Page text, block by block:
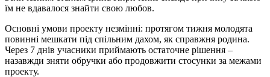
їм не вдавалося знайти свою любов.
Основні умови проекту незмінні: протягом тижня молодята
повинні мешкати під спільним дахом, як справжня родина.
Через 7 днів учасники приймають остаточне рішення –
назавжди зняти обручки або продовжити стосунки за межами
проекту.